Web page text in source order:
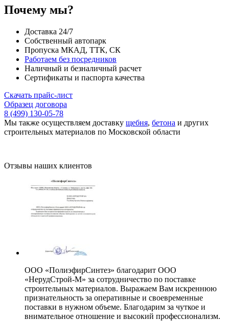
Почему мы?
Доставка 24/7
Собственный автопарк
Пропуска МКАД, ТТК, СК
Работаем без посредников
Наличный и безналичный расчет
Сертификаты и паспорта качества
Скачать прайс-лист
Образец договора
8 (499) 130-05-78
Мы также осуществляем доставку щебня, бетона и других
строительных материалов по Московской области
Отзывы наших клиентов
ООО «ПолиэфирСинтез» благодарит ООО
«НерудСтрой-М» за сотрудничество по поставке
строительных материалов. Выражаем Вам искреннюю
признательность за оперативные и своевременные
поставки в нужном объеме. Благодарим за чуткое и
внимательное отношение и высокий профессионализм.